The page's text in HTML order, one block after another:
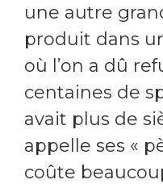
une autre
produit dans
où l’on a dû
centaines de
avait plus de
appelle ses «
coûte